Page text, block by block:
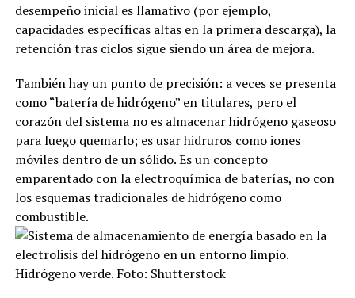
desempeño inicial es llamativo (por ejemplo,
capacidades específicas altas en la primera descarga), la
retención tras ciclos sigue siendo un área de mejora.
También hay un punto de precisión: a veces se presenta
como “batería de hidrógeno” en titulares, pero el
corazón del sistema no es almacenar hidrógeno gaseoso
para luego quemarlo; es usar hidruros como iones
móviles dentro de un sólido. Es un concepto
emparentado con la electroquímica de baterías, no con
los esquemas tradicionales de hidrógeno como
combustible.